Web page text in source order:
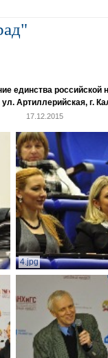
российской
Артиллерийская, г.
17.12.2015
4.jpg